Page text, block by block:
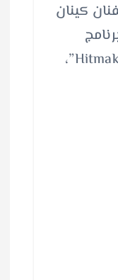
كينان
“Hitmakers with Arem & Arman”،